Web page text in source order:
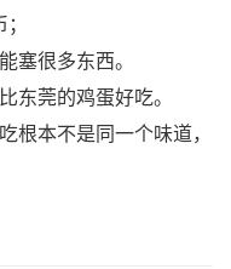
塞很多东西。
东莞的鸡蛋好吃。
根本不是同一个味道，